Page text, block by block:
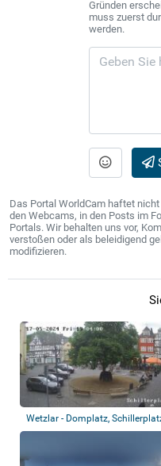
Gründen
muss zuerst
werden.
Das Portal WorldCam haftet
den Webcams, in den Posts im
Portals. Wir behalten uns vor,
verstoßen oder als beleidigend
modifizieren.
Wetzlar - Domplatz,
Panor...